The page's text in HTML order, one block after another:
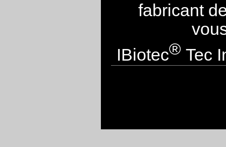
fabricant
IBiotec® Tec